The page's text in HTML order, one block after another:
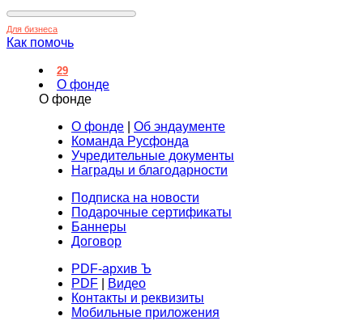
Для бизнеса
Как помочь
29
О фонде
О фонде
О фонде
Об эндаументе
Команда Русфонда
Учредительные документы
Награды и благодарности
Подписка на новости
Подарочные сертификаты
Баннеры
Договор
PDF-архив Ъ
PDF
Видео
Контакты и реквизиты
Мобильные приложения